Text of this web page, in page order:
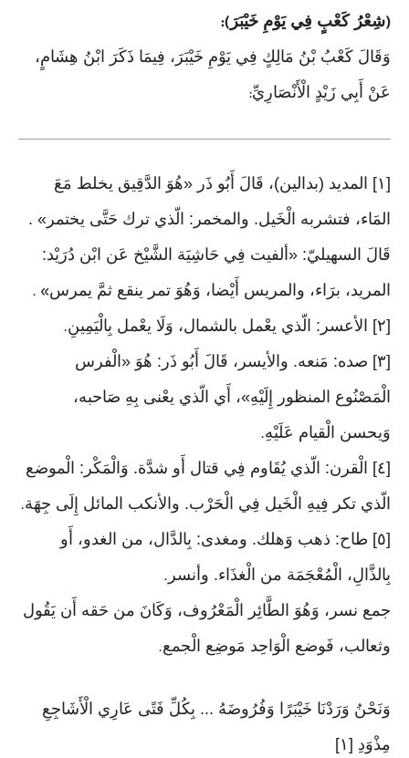
(شِعْرُ كَعْبٍ فِي يَوْمِ خَيْبَرَ ):
وَقَالَ كَعْبُ بْنُ مَالِكٍ فِي يَوْمِ خَيْبَرَ، فِيمَا ذَكَرَ ابْنُ هِشَامٍ،
عَنْ أَبِي زَيْدٍ الْأَنْصَارِيِّ:
[١] المديد (بدالين)، قَالَ أَبُو ذَر «هُوَ الدَّقِيق يخلط مَعَ
المَاء، فتشربه الْخَيل. والمخمر: الّذي ترك حَتَّى يختمر» .
قَالَ السهيليّ: «ألفيت فِي حَاشِيَة الشَّيْخ عَن ابْن دُرَيْد:
المريد، برَاء، والمريس أَيْضا، وَهُوَ تمر ينقع ثمَّ يمرس» .
[٢] الأعسر: الّذي يعْمل بالشمال، وَلَا يعْمل بِالْيَمِينِ .
[٣] صده: مَنعه. والأيسر، قَالَ أَبُو ذَر: هُوَ «الْفرس
الْمَصْنُوع المنظور إِلَيْهِ»، أَي الّذي يعْنى بِهِ صَاحبه،
وَيحسن الْقيام عَلَيْهِ.
[٤] الْقرن: الّذي يُقَاوم فِي قتال أَو شدَّة. وَالْمَكْر: الْموضع
الّذي تكر فِيهِ الْخَيل فِي الْحَرْب. والأنكب المائل إِلَى جِهَة.
[٥] طاح: ذهب وَهلك. ومغدى: بِالدَّال، من الغدو، أَو
بِالذَّالِ، الْمُعْجَمَة من الْغذَاء. وأنسر .
جمع نسر، وَهُوَ الطَّائِر الْمَعْرُوف، وَكَانَ من حَقه أَن يَقُول
وثعالب، فَوضع الْوَاحِد مَوضِع الْجمع.
وَنَحْنُ وَرَدْنَا خَيْبَرًا وَفُرُوضَهُ ... بِكُلِّ فَتًى عَارِي الْأَشَاجِعِ
مِذْوَدِ [١]